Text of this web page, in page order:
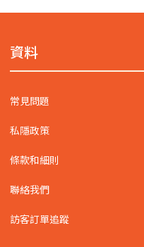
資料
常見問題
私隱政策
條款和細則
聯絡我們
訪客訂單追蹤